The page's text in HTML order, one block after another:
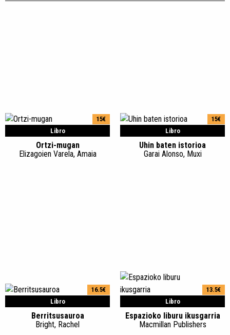
Libro
15€
Ortzi-mugan
Elizagoien Varela, Amaia
Libro
15€
Uhin baten istorioa
Garai Alonso, Muxi
Libro
16.5€
Berritsusauroa
Bright, Rachel
Libro
13.5€
Espazioko liburu ikusgarria
Macmillan Publishers